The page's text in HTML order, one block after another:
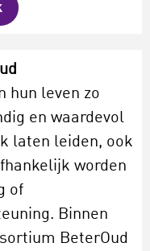
hun leven zo
en waardevol
laten leiden, ook
worden
of
Binnen
BeterOud